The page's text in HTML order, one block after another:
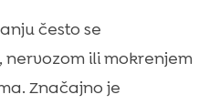
često se
ili mokrenjem
Značajno je